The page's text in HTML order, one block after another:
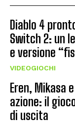
Diablo 4
Switch 2: un
e versione
VIDEOGIOCHI
Eren, Mikasa
azione: il
di uscita